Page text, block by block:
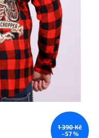
1 390 Kč
–57 %